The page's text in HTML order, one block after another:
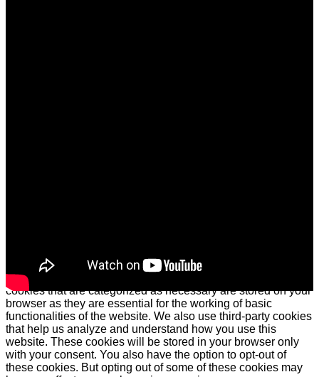
This website uses cookies to improve your experience while
you navigate through the website. Out of these cookies, the
cookies that are categorized as necessary are stored on your
browser as they are essential for the working of basic
functionalities of the website. We also use third-party cookies
that help us analyze and understand how you use this
website. These cookies will be stored in your browser only
with your consent. You also have the option to opt-out of
these cookies. But opting out of some of these cookies may